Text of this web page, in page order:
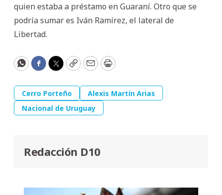
quien estaba a préstamo en Guaraní. Otro que se
podría sumar es Iván Ramírez, el lateral de
Libertad.
WhatsApp
Facebook
Twitter
CopyEmailPrint
Cerro Porteño
Alexis Martín Arias
Nacional de Uruguay
Redacción D10